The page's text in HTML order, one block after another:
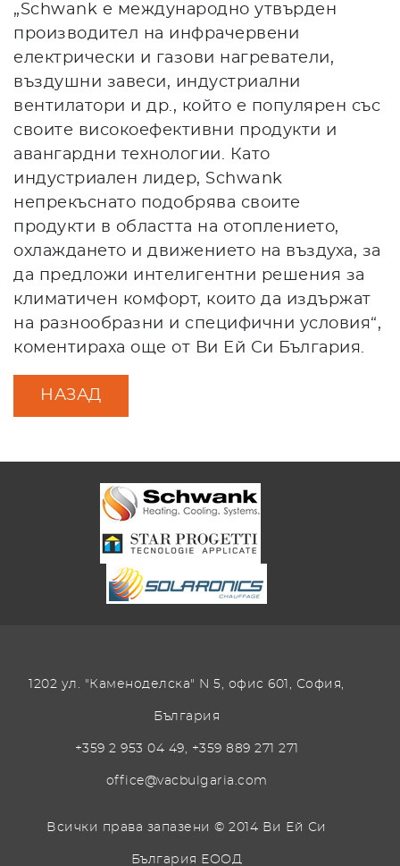
„Schwank е международно утвърден
производител на инфрачервени
електрически и газови нагреватели,
въздушни завеси, индустриални
вентилатори и др., който е популярен със
своите високоефективни продукти и
авангардни технологии. Като
индустриален лидер, Schwank
непрекъснато подобрява своите
продукти в областта на отоплението,
охлаждането и движението на въздуха, за
да предложи интелигентни решения за
климатичен комфорт, които да издържат
на разнообразни и специфични условия“,
коментираха още от Ви Ей Си България.
НАЗАД
1202 ул. "Каменоделска" N 5, офис 601, София,
България
+359 2 953 04 49, +359 889 271 271
office@vacbulgaria.com
Всички права запазени © 2014 Ви Ей Си
България ЕООД